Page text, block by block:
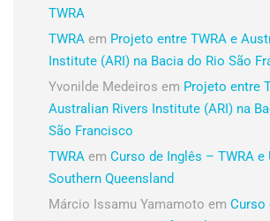
TWRA
TWRA em Projeto entre TWRA e
Institute (ARI) na Bacia do Rio São
Yvonilde Medeiros em Projeto entre
Australian Rivers Institute (ARI) na
São Francisco
TWRA em Curso de Inglês – TWRA
Southern Queensland
Márcio Issamu Yamamoto em Curso